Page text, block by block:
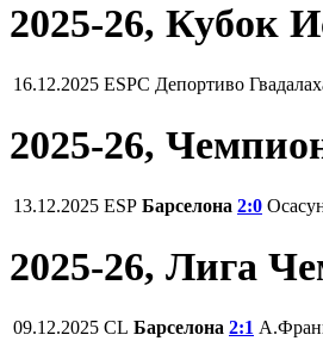
2025-26, Кубок
16.12.2025 ESPC Депортиво
2025-26,
13.12.2025 ESP Барселона 2:0
2025-26, Лига
09.12.2025 CL Барселона 2:1